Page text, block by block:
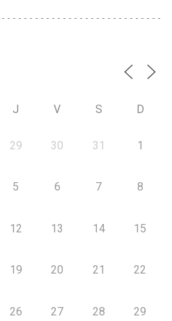
J V S D
29 30 31 1
5 6 7 8
12 13 14 15
19 20 21 22
26 27 28 29